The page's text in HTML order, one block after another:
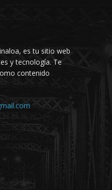
es tu sitio web
y tecnología. Te
contenido